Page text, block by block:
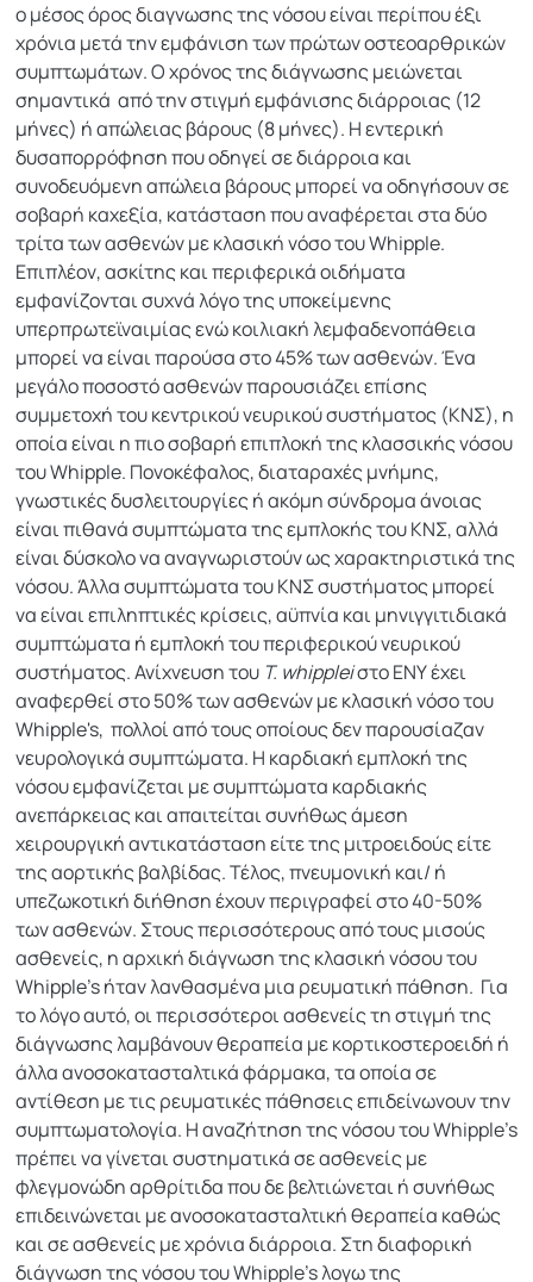
ο μέσος όρος διαγνωσης της νόσου είναι περίπου έξι
χρόνια μετά την εμφάνιση των πρώτων οστεοαρθρικών
συμπτωμάτων. Ο χρόνος της διάγνωσης μειώνεται
σημαντικά από την στιγμή εμφάνισης διάρροιας (12
μήνες) ή απώλειας βάρους (8 μήνες). Η εντερική
δυσαπορρόφηση που οδηγεί σε διάρροια και
συνοδευόμενη απώλεια βάρους μπορεί να οδηγήσουν σε
σοβαρή καχεξία, κατάσταση που αναφέρεται στα δύο
τρίτα των ασθενών με κλασική νόσο του Whipple.
Επιπλέον, ασκίτης και περιφερικά οιδήματα
εμφανίζονται συχνά λόγο της υποκείμενης
υπερπρωτεϊναιμίας ενώ κοιλιακή λεμφαδενοπάθεια
μπορεί να είναι παρούσα στο 45% των ασθενών. Ένα
μεγάλο ποσοστό ασθενών παρουσιάζει επίσης
συμμετοχή του κεντρικού νευρικού συστήματος (ΚΝΣ), η
οποία είναι η πιο σοβαρή επιπλοκή της κλασσικής νόσου
του Whipple. Πονοκέφαλος, διαταραχές μνήμης,
γνωστικές δυσλειτουργίες ή ακόμη σύνδρομα άνοιας
είναι πιθανά συμπτώματα της εμπλοκής του ΚΝΣ, αλλά
είναι δύσκολο να αναγνωριστούν ως χαρακτηριστικά της
νόσου. Άλλα συμπτώματα του ΚΝΣ συστήματος μπορεί
να είναι επιληπτικές κρίσεις, αϋπνία και μηνιγγιτιδιακά
συμπτώματα ή εμπλοκή του περιφερικού νευρικού
συστήματος. Ανίχνευση του T. whippleiστο ΕΝΥ έχει
αναφερθεί στο 50% των ασθενών με κλασική νόσο του
Whipple's, πολλοί από τους οποίους δεν παρουσίαζαν
νευρολογικά συμπτώματα. Η καρδιακή εμπλοκή της
νόσου εμφανίζεται με συμπτώματα καρδιακής
ανεπάρκειας και απαιτείται συνήθως άμεση
χειρουργική αντικατάσταση είτε της μιτροειδούς είτε
της αορτικής βαλβίδας. Τέλος, πνευμονική και/ ή
υπεζωκοτική διήθηση έχουν περιγραφεί στο 40-50%
των ασθενών. Στους περισσότερους από τους μισούς
ασθενείς, η αρχική διάγνωση της κλασική νόσου του
Whipple's ήταν λανθασμένα μια ρευματική πάθηση. Για
το λόγο αυτό, οι περισσότεροι ασθενείς τη στιγμή της
διάγνωσης λαμβάνουν θεραπεία με κορτικοστεροειδή ή
άλλα ανοσοκατασταλτικά φάρμακα, τα οποία σε
αντίθεση με τις ρευματικές πάθησεις επιδείνωνουν την
συμπτωματολογία. Η αναζήτηση της νόσου του Whipple's
πρέπει να γίνεται συστηματικά σε ασθενείς με
φλεγμονώδη αρθρίτιδα που δε βελτιώνεται ή συνήθως
επιδεινώνεται με ανοσοκατασταλτική θεραπεία καθώς
και σε ασθενείς με χρόνια διάρροια. Στη διαφορική
διάγνωση της νόσου του Whipple's λογω της